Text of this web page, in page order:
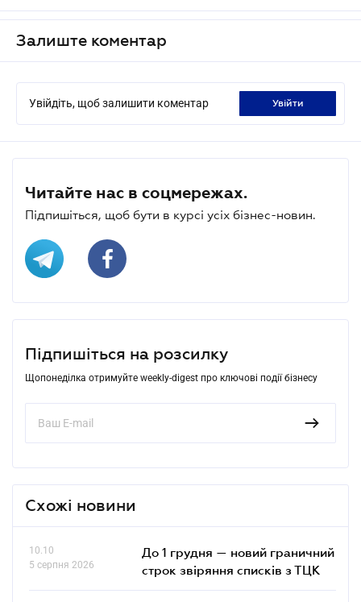
Залиште коментар
Увійдіть, щоб залишити коментар увійти
Читайте нас в соцмережах.
Підпишіться, щоб бути в курсі усіх бізнес-новин.
Підпишіться на розсилку
Щопонеділка отримуйте weekly-digest про ключові події бізнесу
Схожі новини
10.10
5 серпня 2026
До 1 грудня — новий граничний
строк звіряння списків з ТЦК